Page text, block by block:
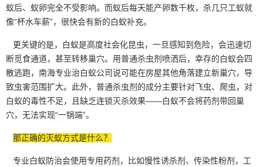
蚁后、蚁卵完全不受影响。而蚁后每天能产卵数千枚，杀几只工蚁就
像“杯水车薪”，很快会有新的白蚁补充。
更关键的是，白蚁是高度社会化昆虫，一旦感知到危险，会迅速切
断觅食通道，甚至转移巢穴。用普通杀虫剂喷洒后，幸存的白蚁会四
散逃跑，南海专业治白蚁公司说可能在房屋其他角落建立新巢穴，导
致虫害范围扩大。此外，普通杀虫剂 的成分主要针对飞虫、爬虫，对
白蚁的毒性不足，且缺乏连锁灭杀效果——白蚁不会将药剂带回巢
穴，无法实现“一锅端”。
那正确的灭蚁方式是什么？
专业白蚁防治会使用专用药剂，比如慢性诱杀剂、传染性粉剂，工